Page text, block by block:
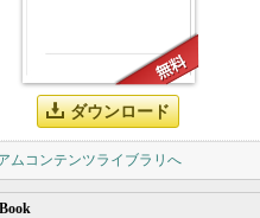
ダウンロード
ムコンテンツライブラリへ